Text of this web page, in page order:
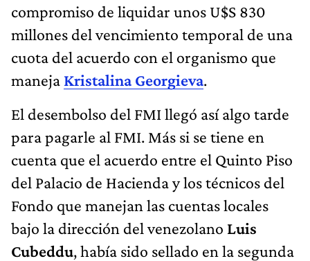
compromiso de liquidar unos U$S 830
millones del vencimiento temporal de una
cuota del acuerdo con el organismo que
maneja Kristalina Georgieva.
El desembolso del FMI llegó así algo tarde
para pagarle al FMI. Más si se tiene en
cuenta que el acuerdo entre el Quinto Piso
del Palacio de Hacienda y los técnicos del
Fondo que manejan las cuentas locales
bajo la dirección del venezolano Luis
Cubeddu, había sido sellado en la segunda